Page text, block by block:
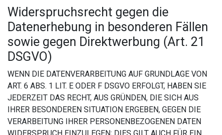
Widerspruchsrecht gegen die
Datenerhebung in besonderen Fällen
sowie gegen Direktwerbung (Art. 21
DSGVO)
WENN DIE DATENVERARBEITUNG AUF GRUNDLAGE VON
ART. 6 ABS. 1 LIT. E ODER F DSGVO ERFOLGT, HABEN SIE
JEDERZEIT DAS RECHT, AUS GRÜNDEN, DIE SICH AUS
IHRER BESONDEREN SITUATION ERGEBEN, GEGEN DIE
VERARBEITUNG IHRER PERSONENBEZOGENEN DATEN